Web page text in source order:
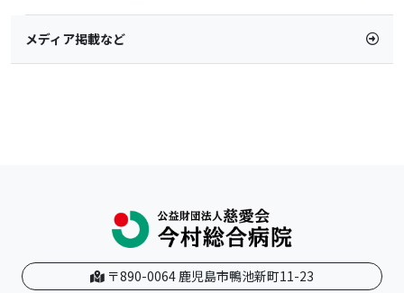
メディア掲載など
〒890-0064 鹿児島市鴨池新町11-23